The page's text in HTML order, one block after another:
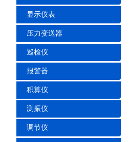
显示仪表
压力变送器
巡检仪
报警器
积算仪
测振仪
调节仪